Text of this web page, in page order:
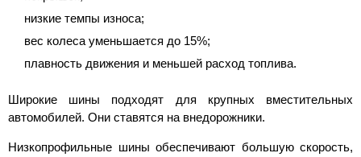
низкие темпы износа;
вес колеса уменьшается до 15%;
плавность движения и меньшей расход топлива.
Широкие шины подходят для крупных вместительных
автомобилей. Они ставятся на внедорожники.
Низкопрофильные шины обеспечивают большую скорость,